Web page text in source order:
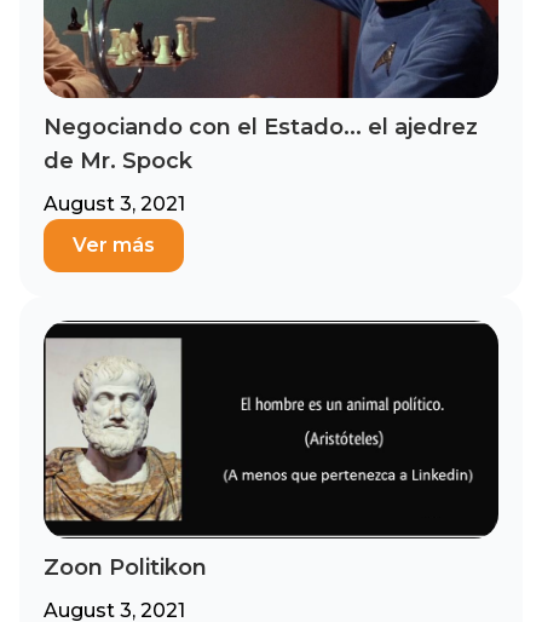
Negociando con el Estado... el ajedrez
de Mr. Spock
August 3, 2021
Ver más
Zoon Politikon
August 3, 2021